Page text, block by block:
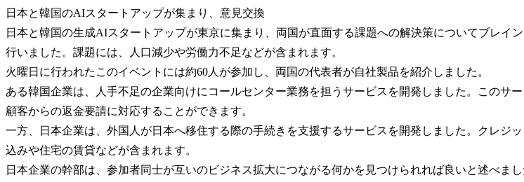
日本と韓国のAIスタートアップが集まり、意見交換
日本と韓国の生成AIスタートアップが東京に集まり、両国が直面する課題への解決策についてブレイ
行いました。課題には、人口減少や労働力不足などが含まれます。
火曜日に行われたこのイベントには約60人が参加し、両国の代表者が自社製品を紹介しました。
ある韓国企業は、人手不足の企業向けにコールセンター業務を担うサービスを開発しました。このサ
顧客からの返金要請に対応することができます。
一方、日本企業は、外国人が日本へ移住する際の手続きを支援するサービスを開発しました。クレジ
込みや住宅の賃貸などが含まれます。
日本企業の幹部は、参加者同士が互いのビジネス拡大につながる何かを見つけられれば良いと述べま